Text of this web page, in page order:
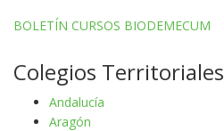
BOLETÍN CURSOS BIODEMECUM
Colegios Territoriales
Andalucía
Aragón